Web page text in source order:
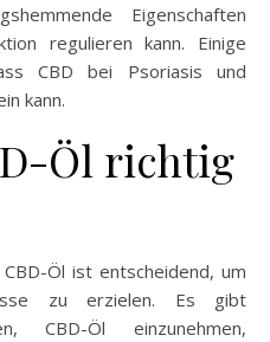
Eigenschaften
regulieren kann. Einige
CBD bei Psoriasis und
kann.
Öl richtig
Öl ist entscheidend, um
zu erzielen. Es gibt
CBD-Öl einzunehmen,